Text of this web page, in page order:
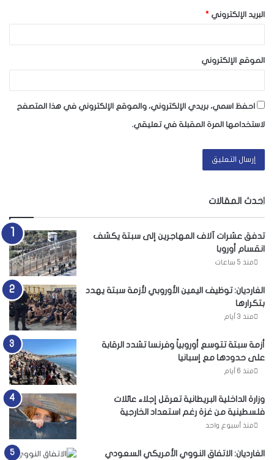
البريد الإلكتروني *
الموقع الإلكتروني
احفظ اسمي، بريدي الإلكتروني، والموقع الإلكتروني في هذا المتصفح
لاستخدامها المرة المقبلة في تعليقي.
احدث المقالات
تدفق عشرات آلاف المهاجرين إلى سبتة يكشف
انقسام أوروبا
منذ 5 ساعات
الغارديان: توظيف اليمين الأوروبي لأزمة سبتة يهدد
بتكرارها
منذ 3 أيام
أزمة سبتة تتوسع أوروبياً وفرنسا تشدد الرقابة
على حدودها مع إسبانيا
منذ 6 أيام
وزارة الداخلية البريطانية تعرقل إجلاء عائلات
فلسطينية من غزة رغم استعداد الخارجية
منذ أسبوع واحد
الغارديان: الاتفاق النووي الأمريكي السعودي